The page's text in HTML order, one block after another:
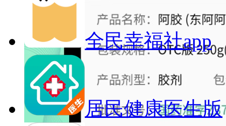
全民幸福社app
居民健康医生版